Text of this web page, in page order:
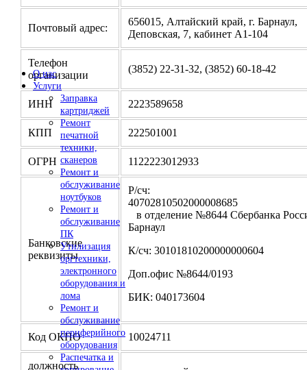
О нас
Услуги
Заправка
картриджей
Ремонт
печатной
техники,
сканеров
Ремонт и
обслуживание
ноутбуков
Ремонт и
обслуживание
ПК
Утилизация
оргтехники,
электронного
оборудования и
лома
Ремонт и
обслуживание
периферийного
оборудования
Распечатка и
Почтовый адрес:
656015, Алтайский край, г. Барнаул,
Деповская, 7, кабинет А1-104
Телефон
организации
(3852) 22-31-32, (3852) 60-18-42
ИНН 2223589658
КПП 222501001
ОГРН 1122223012933
Банковские
реквизиты
Р/сч:
в отделение №8644 Сбербанка
Барнаул
К/сч: 30101810200000000604
Доп.офис №8644/0193
БИК: 040173604
Код ОКПО 10024711
должность